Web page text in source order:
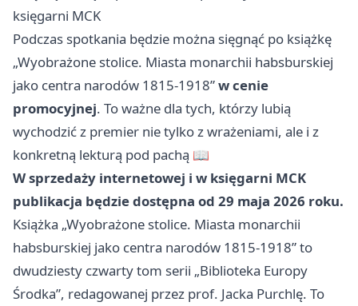
księgarni MCK
Podczas spotkania będzie można sięgnąć po książkę
„Wyobrażone stolice. Miasta monarchii habsburskiej
jako centra narodów 1815-1918”w cenie
promocyjnej. To ważne dla tych, którzy lubią
wychodzić z premier nie tylko z wrażeniami, ale i z
konkretną lekturą pod pachą 📖
W sprzedaży internetowej i w księgarni MCK
publikacja będzie dostępna od 29 maja 2026 roku.
Książka „Wyobrażone stolice. Miasta monarchii
habsburskiej jako centra narodów 1815-1918” to
dwudziesty czwarty tom serii „Biblioteka Europy
Środka”, redagowanej przez prof. Jacka Purchlę. To